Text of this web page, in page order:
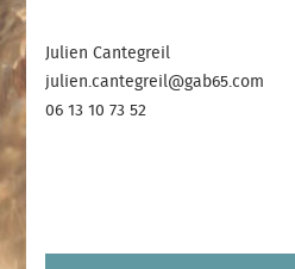
Julien Cantegreil
julien.cantegreil@gab65.com
06 13 10 73 52